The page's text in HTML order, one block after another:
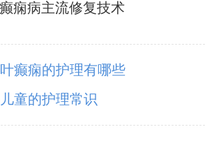
痫病主流修复技术
癫痫的护理有哪些
童的护理常识